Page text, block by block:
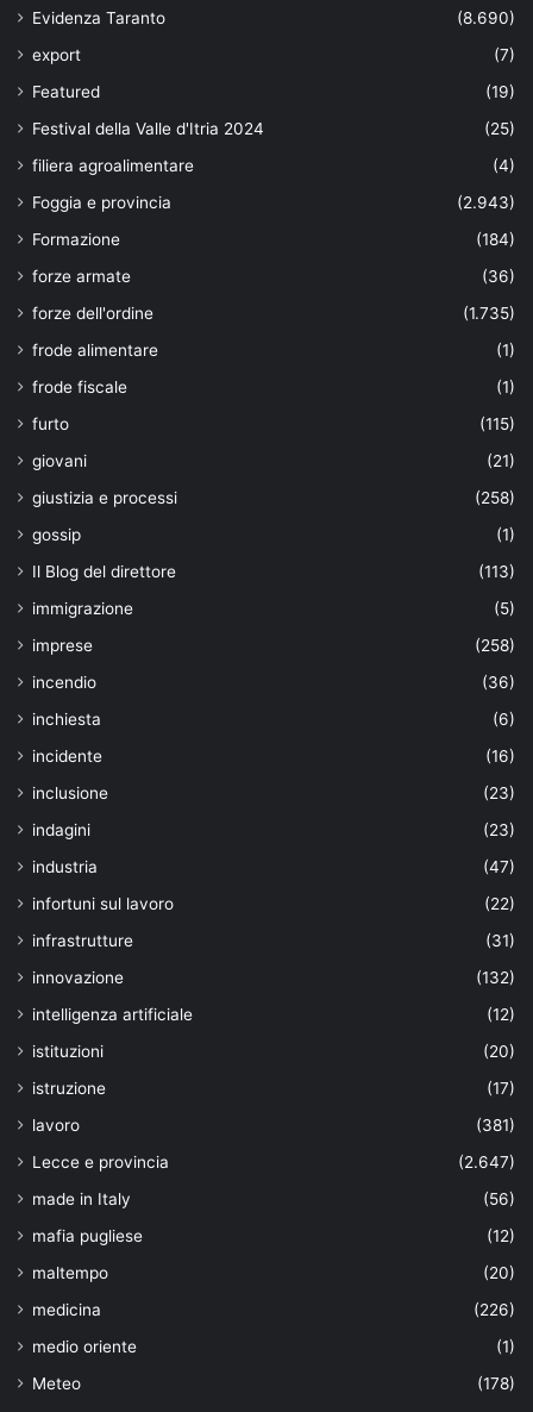
Evidenza Taranto
(8.690)
export
(7)
Featured
(19)
Festival della Valle d'Itria 2024
(25)
filiera agroalimentare
(4)
Foggia e provincia
(2.943)
Formazione
(184)
forze armate
(36)
forze dell'ordine
(1.735)
frode alimentare
(1)
frode fiscale
(1)
furto
(115)
giovani
(21)
giustizia e processi
(258)
gossip
(1)
Il Blog del direttore
(113)
immigrazione
(5)
imprese
(258)
incendio
(36)
inchiesta
(6)
incidente
(16)
inclusione
(23)
indagini
(23)
industria
(47)
infortuni sul lavoro
(22)
infrastrutture
(31)
innovazione
(132)
intelligenza artificiale
(12)
istituzioni
(20)
istruzione
(17)
lavoro
(381)
Lecce e provincia
(2.647)
made in Italy
(56)
mafia pugliese
(12)
maltempo
(20)
medicina
(226)
medio oriente
(1)
Meteo
(178)